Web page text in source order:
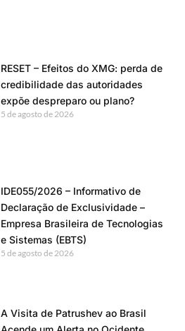
RESET – Efeitos do XMG: perda de
credibilidade das autoridades
expõe despreparo ou plano?
5 de agosto de 2026
IDE055/2026 – Informativo de
Declaração de Exclusividade –
Empresa Brasileira de Tecnologias
e Sistemas (EBTS)
5 de agosto de 2026
A Visita de Patrushev ao Brasil